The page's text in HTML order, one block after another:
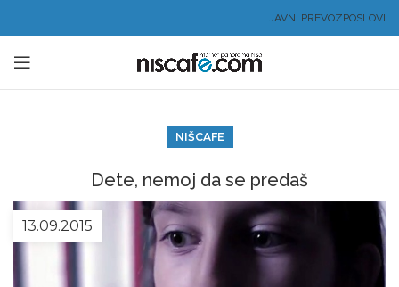
JAVNI PREVOZPOSLOVI
NIŠCAFE
Dete, nemoj da se predaš
13.09.2015